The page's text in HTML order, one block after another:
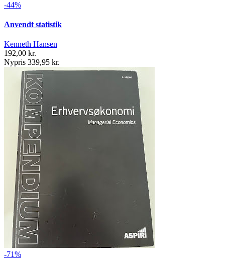
-44%
Anvendt statistik
Kenneth Hansen
192,00 kr.
Nypris 339,95 kr.
-71%